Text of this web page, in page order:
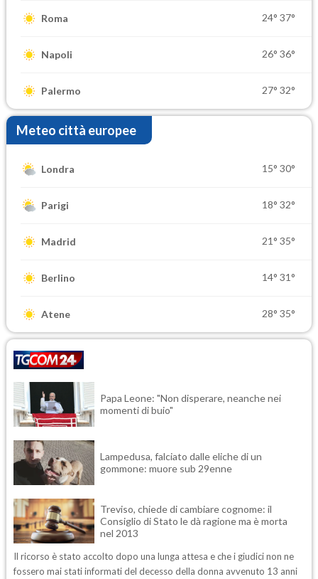
Roma 24° 37°
Napoli 26° 36°
Palermo 27° 32°
Meteo città europee
Londra 15° 30°
Parigi 18° 32°
Madrid 21° 35°
Berlino 14° 31°
Atene 28° 35°
Papa Leone: "Non disperare, neanche nei
momenti di buio"
Lampedusa, falciato dalle eliche di un
gommone: muore sub 29enne
Treviso, chiede di cambiare cognome: il
Consiglio di Stato le dà ragione ma è morta
nel 2013
Il ricorso è stato accolto dopo una lunga attesa e che i giudici non ne
fossero mai stati informati del decesso della donna avvenuto 13 anni